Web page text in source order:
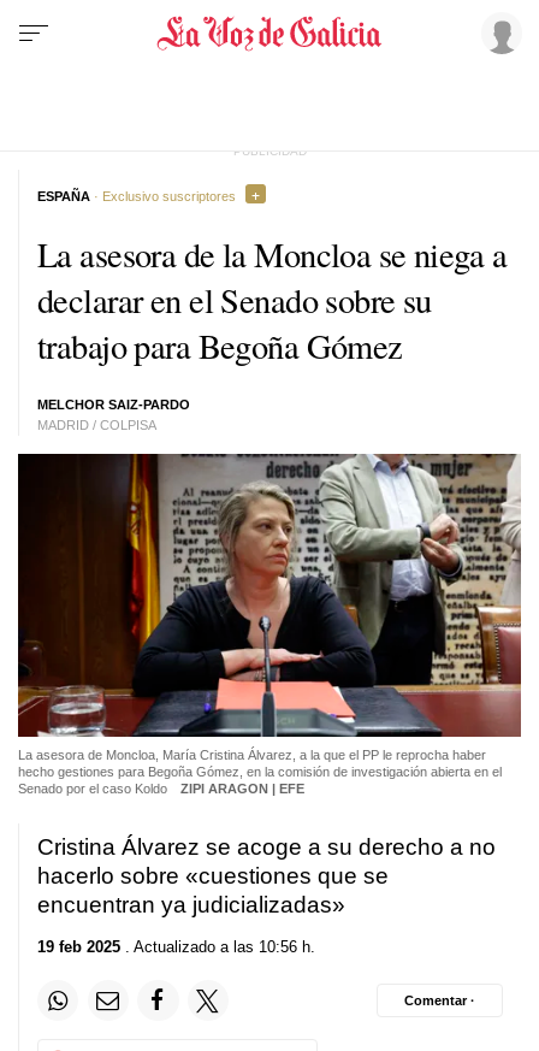
La asesora de la Moncloa se niega a
declarar en el Senado sobre su
trabajo para Begoña Gómez
MELCHOR SAIZ-PARDO
MADRID / COLPISA
ESPAÑA · Exclusivo suscriptores
La asesora de Moncloa, María Cristina Álvarez, a la que el PP le reprocha haber
hecho gestiones para Begoña Gómez, en la comisión de investigación abierta en el
Senado por el caso Koldo
ZIPI ARAGON | EFE
Cristina Álvarez se acoge a su derecho a no
hacerlo sobre «cuestiones que se
encuentran ya judicializadas»
19 feb 2025 . Actualizado a las 10:56 h.
Comentar ·